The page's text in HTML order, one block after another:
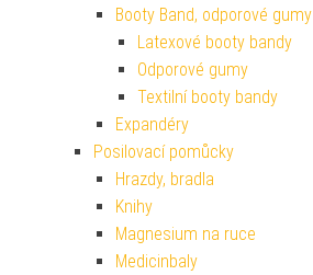
Booty Band, odporové gumy
Latexové booty bandy
Odporové gumy
Textilní booty bandy
Expandéry
Posilovací pomůcky
Hrazdy, bradla
Knihy
Magnesium na ruce
Medicinbaly